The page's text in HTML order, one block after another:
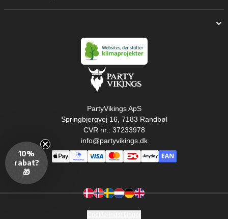
PartyVikings ApS
Springbjergvej 16, 7183 Randbøl
CVR nr.: 37233978
info@partyvikings.dk
10%
rabat?
🎁